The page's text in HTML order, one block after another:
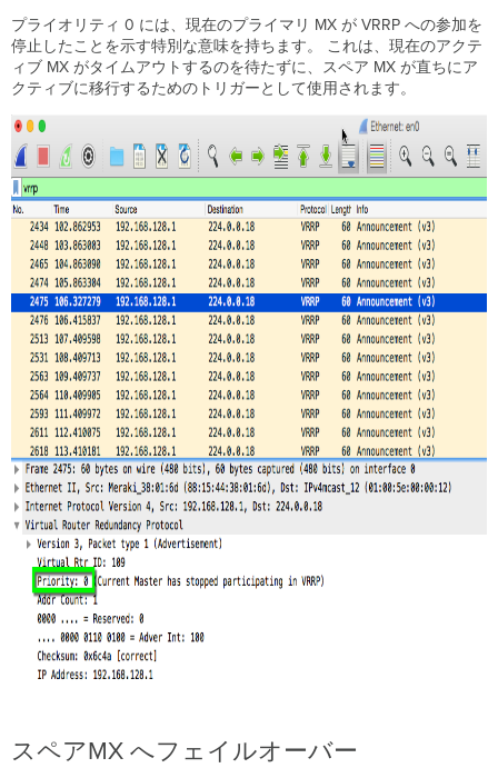
プライオリティ 0 には、現在のプライマリ MX が VRRP への参加を
停止したことを示す特別な意味を持ちます。 これは、現在のアクテ
ィブ MX がタイムアウトするのを待たずに、スペア MX が直ちにア
クティブに移行するためのトリガーとして使用されます。
スペアMX へフェイルオーバー